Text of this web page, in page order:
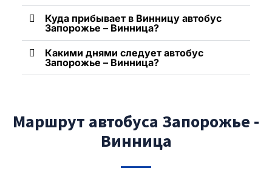
Куда прибывает в Винницу автобус
Запорожье – Винница?
Какими днями следует автобус
Запорожье – Винница?
Маршрут автобуса Запорожье -
Винница